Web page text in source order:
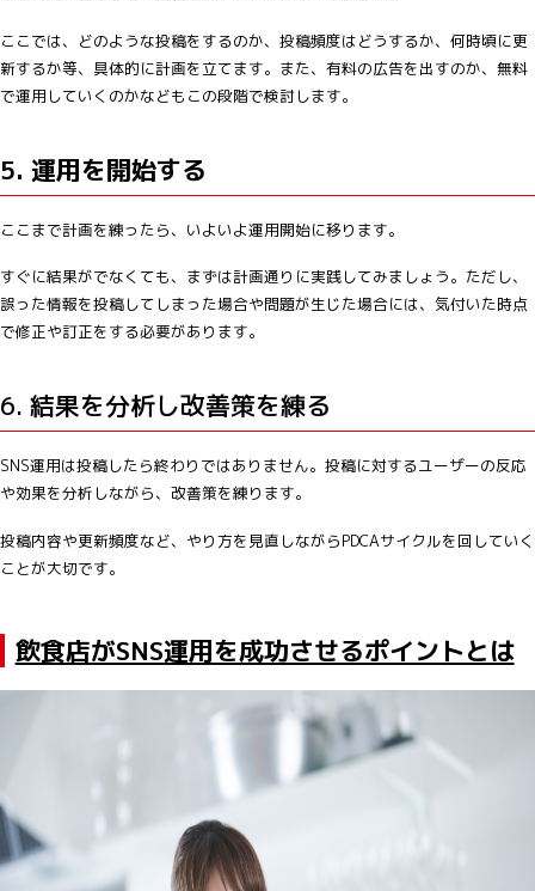
ここでは、どのような投稿をするのか、投稿頻度はどうするか、何時頃に更
新するか等、具体的に計画を立てます。また、有料の広告を出すのか、無料
で運用していくのかなどもこの段階で検討します。
5. 運用を開始する
ここまで計画を練ったら、いよいよ運用開始に移ります。
すぐに結果がでなくても、まずは計画通りに実践してみましょう。ただし、
誤った情報を投稿してしまった場合や問題が生じた場合には、気付いた時点
で修正や訂正をする必要があります。
6. 結果を分析し改善策を練る
SNS運用は投稿したら終わりではありません。投稿に対するユーザーの反応
や効果を分析しながら、改善策を練ります。
投稿内容や更新頻度など、やり方を見直しながらPDCAサイクルを回していく
ことが大切です。
飲食店がSNS運用を成功させるポイントとは